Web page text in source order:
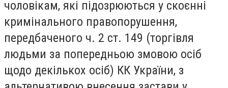
чоловікам, які підозрюються у скоєнні
кримінального правопорушення,
передбаченого ч. 2 ст. 149 (торгівля
людьми за попередньою змовою осіб
щодо декількох осіб) КК України, з